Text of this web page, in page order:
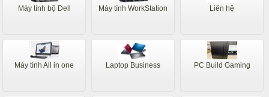
Máy tính bộ Dell Máy tính WorkStation Liên hệ
Máy tính All in one Laptop Business PC Build Gaming